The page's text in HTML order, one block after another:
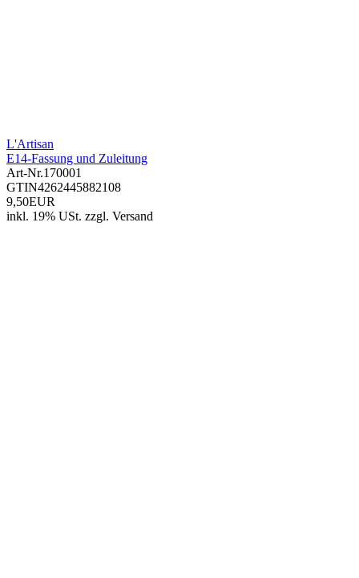
L'Artisan
E14-Fassung und Zuleitung
Art-Nr.170001
GTIN4262445882108
9,50EUR
inkl. 19% USt. zzgl. Versand